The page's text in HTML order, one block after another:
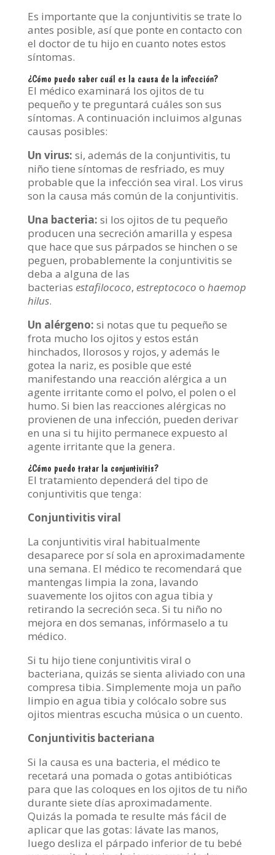
Es importante que la conjuntivitis se trate lo
antes posible, así que ponte en contacto con
el doctor de tu hijo en cuanto notes estos
síntomas.
¿Cómo puedo saber cuál es la causa de la infección?
El médico examinará los ojitos de tu
pequeño y te preguntará cuáles son sus
síntomas. A continuación incluimos algunas
causas posibles:
Un virus: si, además de la conjuntivitis, tu
niño tiene síntomas de resfriado, es muy
probable que la infección sea viral. Los virus
son la causa más común de la conjuntivitis.
Una bacteria: si los ojitos de tu pequeño
producen una secreción amarilla y espesa
que hace que sus párpados se hinchen o se
peguen, probablemente la conjuntivitis se
deba a alguna de las
bacterias estafilococo, estreptococo o haemop
hilus.
Un alérgeno: si notas que tu pequeño se
frota mucho los ojitos y estos están
hinchados, llorosos y rojos, y además le
gotea la nariz, es posible que esté
manifestando una reacción alérgica a un
agente irritante como el polvo, el polen o el
humo. Si bien las reacciones alérgicas no
provienen de una infección, pueden derivar
en una si tu hijito permanece expuesto al
agente irritante que la genera.
¿Cómo puedo tratar la conjuntivitis?
El tratamiento dependerá del tipo de
conjuntivitis que tenga:
Conjuntivitis viral
La conjuntivitis viral habitualmente
desaparece por sí sola en aproximadamente
una semana. El médico te recomendará que
mantengas limpia la zona, lavando
suavemente los ojitos con agua tibia y
retirando la secreción seca. Si tu niño no
mejora en dos semanas, infórmaselo a tu
médico.
Si tu hijo tiene conjuntivitis viral o
bacteriana, quizás se sienta aliviado con una
compresa tibia. Simplemente moja un paño
limpio en agua tibia y colócalo sobre sus
ojitos mientras escucha música o un cuento.
Conjuntivitis bacteriana
Si la causa es una bacteria, el médico te
recetará una pomada o gotas antibióticas
para que las coloques en los ojitos de tu niño
durante siete días aproximadamente.
Quizás la pomada te resulte más fácil de
aplicar que las gotas: lávate las manos,
luego desliza el párpado inferior de tu bebé